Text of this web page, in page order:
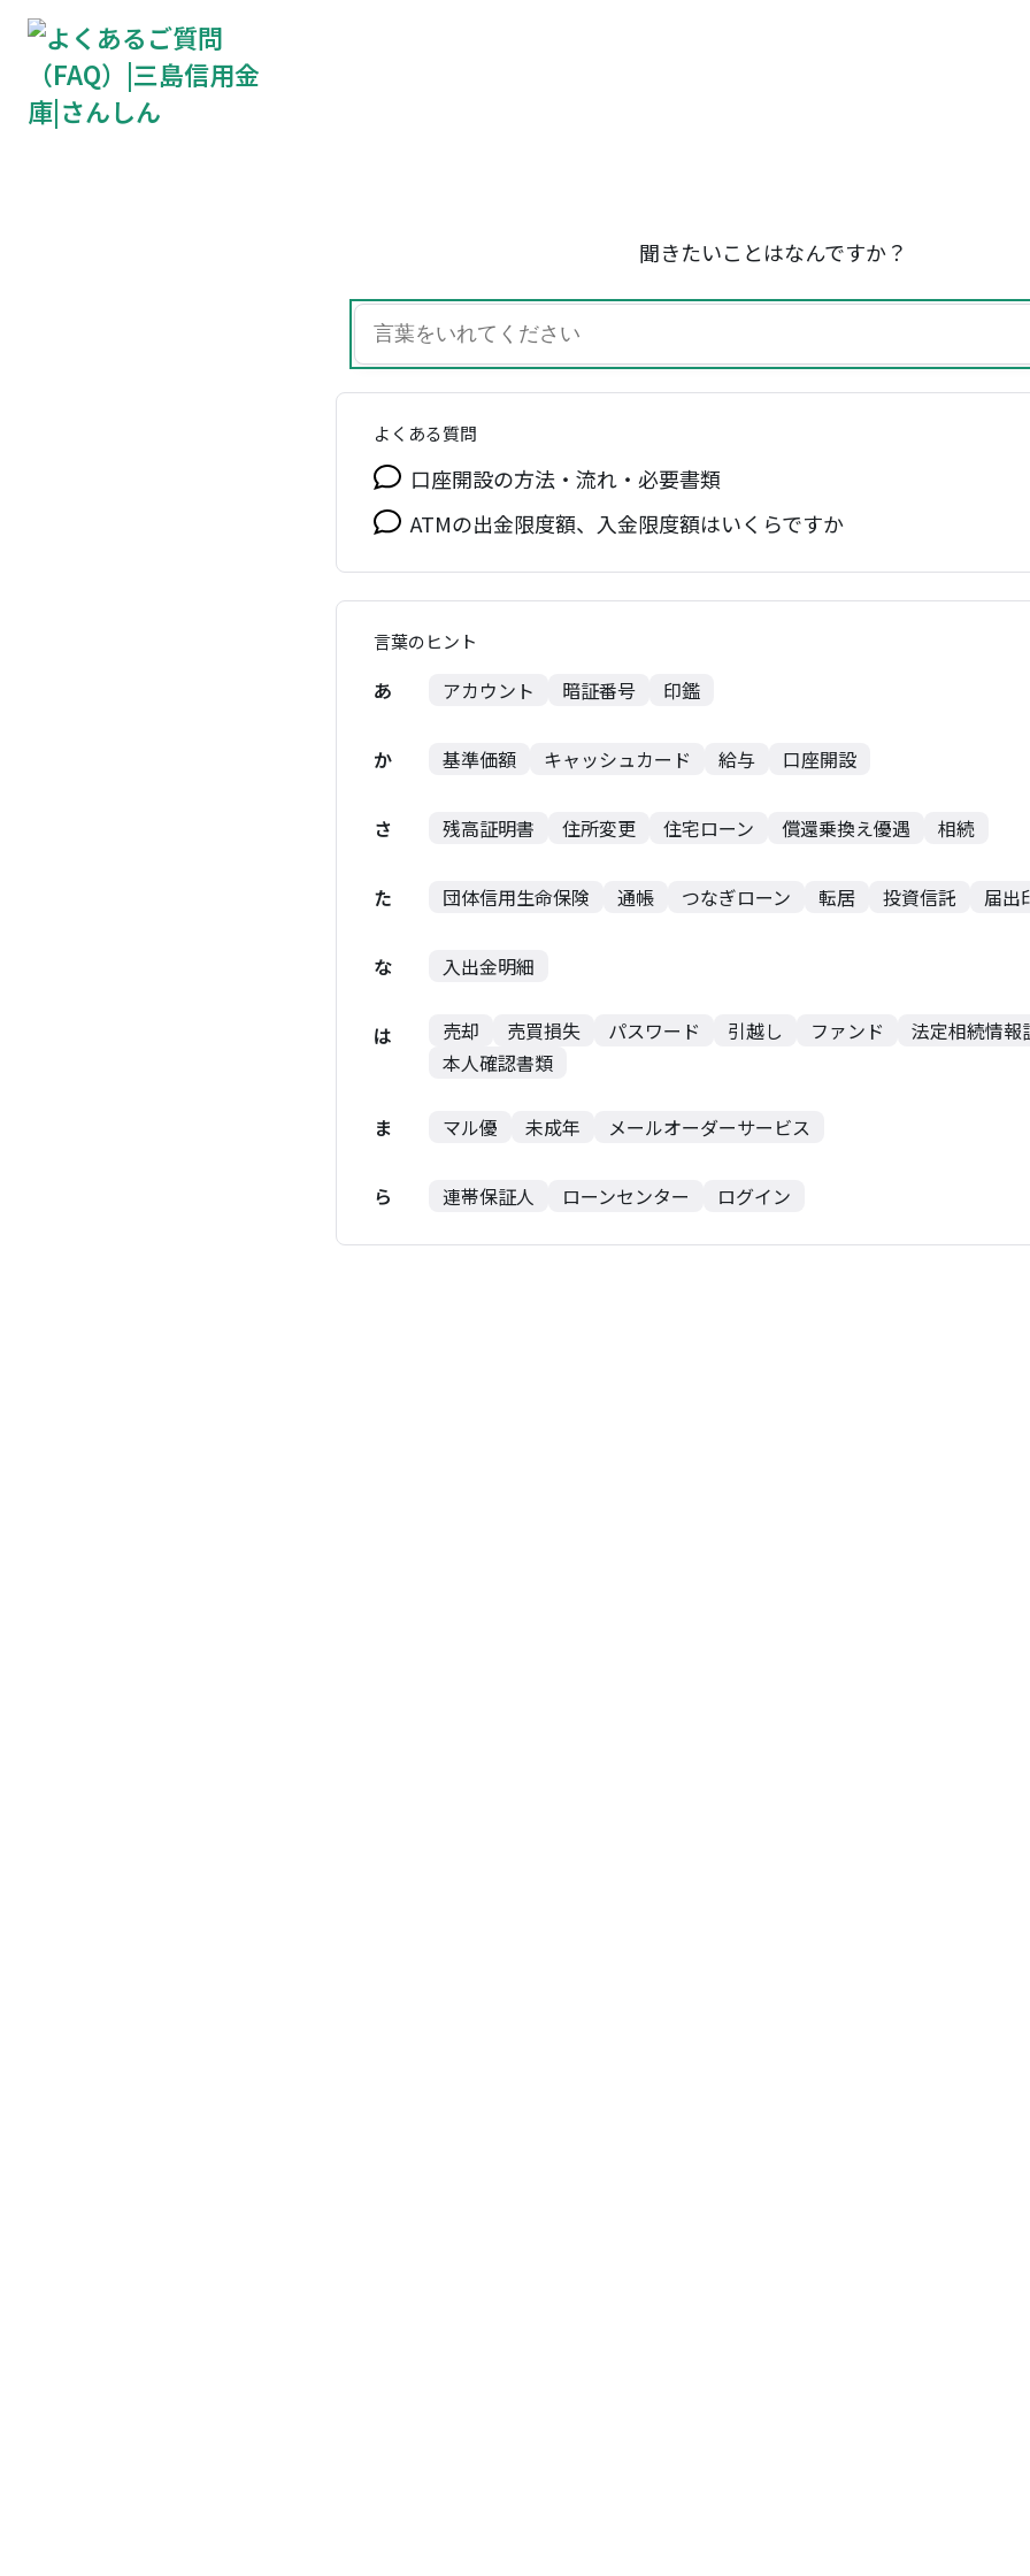
聞きたいことはなんですか？
よくある質問
口座開設の方法・流れ・必要書類
ATMの出金限度額、入金限度額はいくらですか
言葉のヒント
あ アカウント 暗証番号 印鑑
か 基準価額 キャッシュカード 給与 口座開設
さ 残高証明書 住所変更 住宅ローン 償還乗換え優遇 相続
た 団体信用生命保険 通帳 つなぎローン 転居 投資信託 届出
な 入出金明細
は 売却 売買損失 パスワード 引越し ファンド
法定相続情報
本人確認書類
ま マル優 未成年 メールオーダーサービス
ら 連帯保証人 ローンセンター ログイン